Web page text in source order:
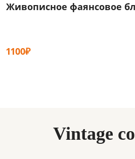
Живописное фаянсовое
1100₽
Vintage